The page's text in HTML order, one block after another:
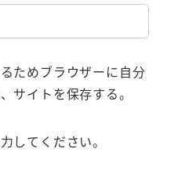
ためブラウザーに自分
サイトを保存する。
してください。